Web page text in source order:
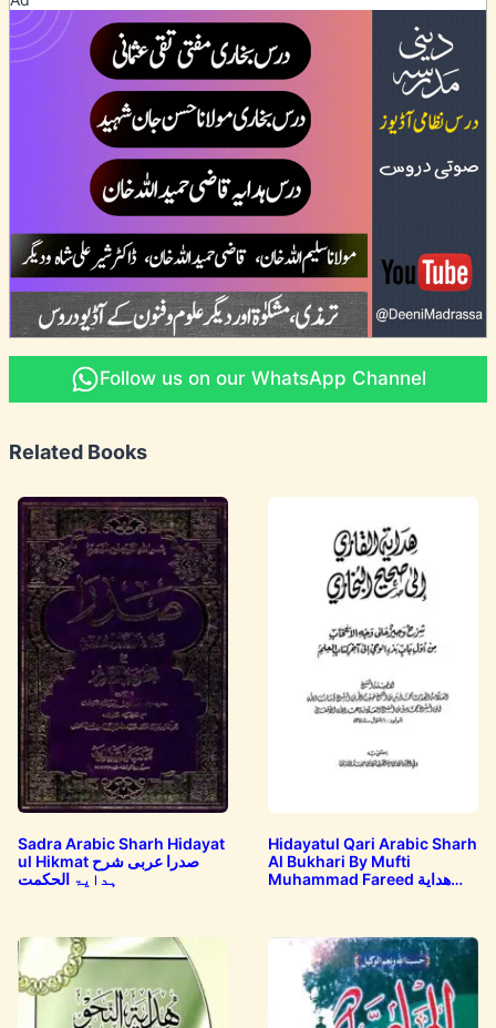
Follow us on our WhatsApp Channel
Related Books
Sadra Arabic Sharh Hidayat
ul Hikmat صدرا عربی شرح
ہدایۃ الحکمت
Hidayatul Qari Arabic Sharh
Al Bukhari By Mufti
Muhammad Fareed هداية